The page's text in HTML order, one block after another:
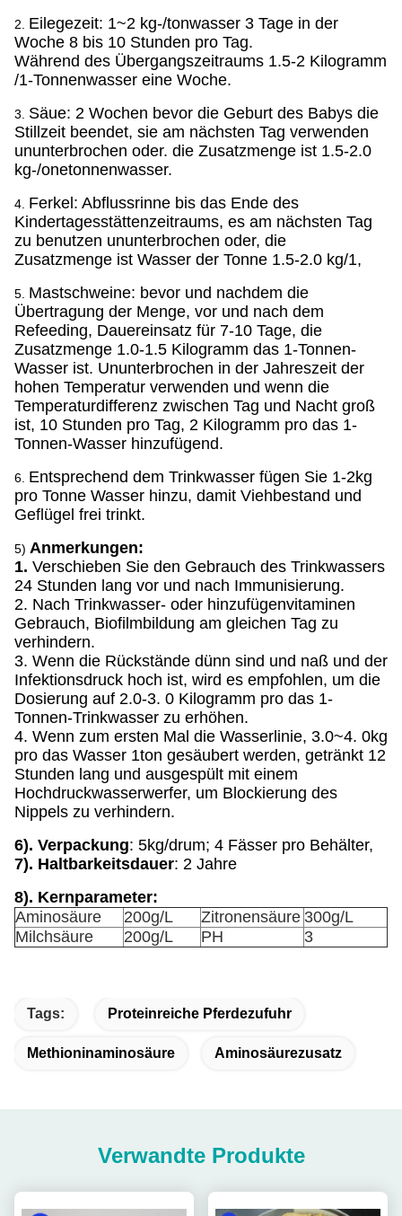
2. Eilegezeit: 1~2 kg-/tonwasser 3 Tage in der
Woche 8 bis 10 Stunden pro Tag.
Während des Übergangszeitraums 1.5-2 Kilogramm
/1-Tonnenwasser eine Woche.
3. Säue: 2 Wochen bevor die Geburt des Babys die
Stillzeit beendet, sie am nächsten Tag verwenden
ununterbrochen oder. die Zusatzmenge ist 1.5-2.0
kg-/onetonnenwasser.
4. Ferkel: Abflussrinne bis das Ende des
Kindertagesstättenzeitraums, es am nächsten Tag
zu benutzen ununterbrochen oder, die
Zusatzmenge ist Wasser der Tonne 1.5-2.0 kg/1,
5. Mastschweine: bevor und nachdem die
Übertragung der Menge, vor und nach dem
Refeeding, Dauereinsatz für 7-10 Tage, die
Zusatzmenge 1.0-1.5 Kilogramm das 1-Tonnen-
Wasser ist. Ununterbrochen in der Jahreszeit der
hohen Temperatur verwenden und wenn die
Temperaturdifferenz zwischen Tag und Nacht groß
ist, 10 Stunden pro Tag, 2 Kilogramm pro das 1-
Tonnen-Wasser hinzufügend.
6. Entsprechend dem Trinkwasser fügen Sie 1-2kg
pro Tonne Wasser hinzu, damit Viehbestand und
Geflügel frei trinkt.
5) Anmerkungen:
1. Verschieben Sie den Gebrauch des Trinkwassers
24 Stunden lang vor und nach Immunisierung.
2. Nach Trinkwasser- oder hinzufügenvitaminen
Gebrauch, Biofilmbildung am gleichen Tag zu
verhindern.
3. Wenn die Rückstände dünn sind und naß und der
Infektionsdruck hoch ist, wird es empfohlen, um die
Dosierung auf 2.0-3. 0 Kilogramm pro das 1-
Tonnen-Trinkwasser zu erhöhen.
4. Wenn zum ersten Mal die Wasserlinie, 3.0~4. 0kg
pro das Wasser 1ton gesäubert werden, getränkt 12
Stunden lang und ausgespült mit einem
Hochdruckwasserwerfer, um Blockierung des
Nippels zu verhindern.
6). Verpackung: 5kg/drum; 4 Fässer pro Behälter,
7). Haltbarkeitsdauer: 2 Jahre
8). Kernparameter:
Aminosäure
200g/L Zitronensäure 300g/L
Milchsäure
200g/L PH 3
Tags: Proteinreiche Pferdezufuhr
Methioninaminosäure Aminosäurezusatz
Verwandte Produkte